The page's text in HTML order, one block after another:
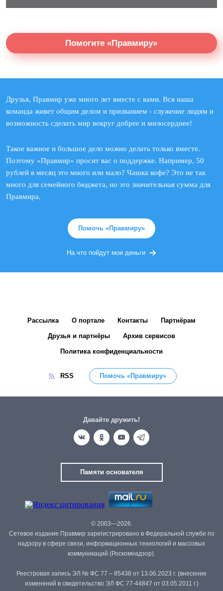
Помогите «Правмиру»
Друзья, Правмир уже много лет вместе с вами. Вся наша
команда живет общим делом и призванием - служение людям и
возможность сделать мир вокруг добрее и милосерднее!
Такое важное и большое дело можно делать только вместе.
Поэтому «Правмир» просит вас о поддержке. Например, 50
рублей в месяц это много или мало? Чашка кофе? Это не так
много для семейного бюджета, но это значительная сумма для
Правмира.
Помочь «Правмиру»
На что пойдут мои деньги
Рассылка О портале Контакты Партнёрам
Друзья и партнёры Архив сервисов
Политика конфиденциальности
RSS Помочь «Правмиру»
Давайте дружить!
Памяти основателя
© 2003—2026.
Сетевое издание Правмир зарегистрировано в Федеральной службе по
надзору в сфере связи, информационных технологий и массовых
коммуникаций (Роскомнадзор).
Реестровая запись ЭЛ № ФС 77 – 85438 от 13.06.2023 г. (внесение
изменений в свидетельство ЭЛ ФС 77-44847 от 03.05.2011 г.)